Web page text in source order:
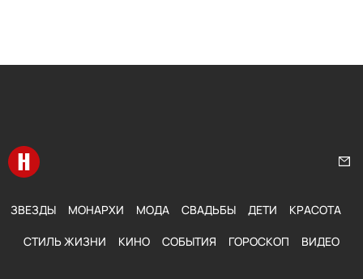
Перейти на главную
ЗВЕЗДЫ МОНАРХИ МОДА СВАДЬБЫ ДЕТИ КРАСОТА
СТИЛЬ ЖИЗНИ КИНО СОБЫТИЯ ГОРОСКОП ВИДЕО